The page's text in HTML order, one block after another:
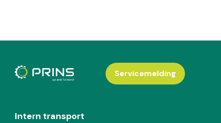
Intern transport
Servicemelding